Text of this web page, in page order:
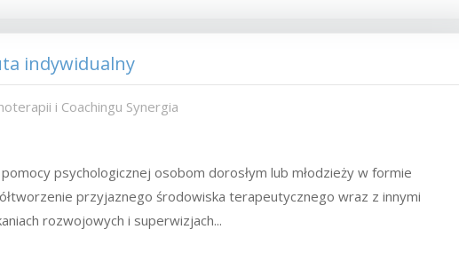
indywidualny
i Coachingu Synergia
psychologicznej osobom dorosłym lub młodzieży w formie
przyjaznego środowiska terapeutycznego wraz z innymi
rozwojowych i superwizjach...